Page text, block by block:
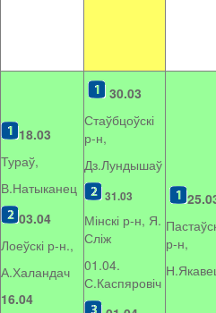
18.03
Тураў,
В.Натыканец
03.04
Лоеўскі р-н.,
А.Халандач
16.04
30.03
Стаўбцоўскі
р-н,
Дз.Лундышаў
31.03
Мінскі р-н, Я.
Сліж
01.04.
С.Каспяровіч
р-н,